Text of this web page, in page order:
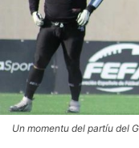
Un momentu del partíu del